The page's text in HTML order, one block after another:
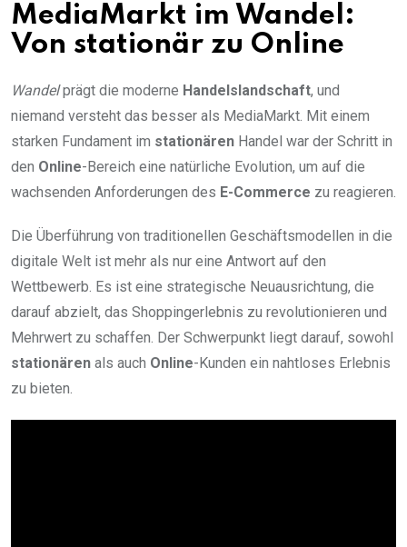
MediaMarkt im Wandel:
Von stationär zu Online
Wandelprägt die moderne Handelslandschaft, und
niemand versteht das besser als MediaMarkt. Mit einem
starken Fundament im stationären Handel war der Schritt in
den Online-Bereich eine natürliche Evolution, um auf die
wachsenden Anforderungen des E-Commerce zu reagieren.
Die Überführung von traditionellen Geschäftsmodellen in die
digitale Welt ist mehr als nur eine Antwort auf den
Wettbewerb. Es ist eine strategische Neuausrichtung, die
darauf abzielt, das Shoppingerlebnis zu revolutionieren und
Mehrwert zu schaffen. Der Schwerpunkt liegt darauf, sowohl
stationären als auch Online-Kunden ein nahtloses Erlebnis
zu bieten.